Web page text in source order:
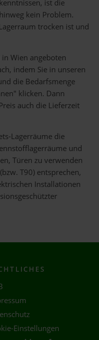
ist die
kein Problem.
trocken ist und
Wien angeboten
indem Sie in unseren
die Bedarfsmenge
klicken. Dann
auch die Lieferzeit
Lagerräume die
und
Türen zu verwenden
T90) entsprechen,
Installationen
Einstellungen